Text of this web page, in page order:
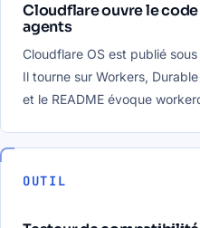
Cloudflare ouvre le
agents
Cloudflare OS est publié
Il tourne sur Workers,
et le README évoque
OUTIL